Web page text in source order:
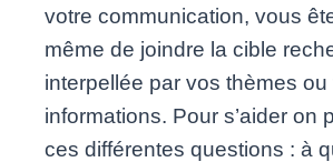
votre communication, vous
même de joindre la cible
interpellée par vos thèmes ou
informations. Pour s’aider on
ces différentes questions : à